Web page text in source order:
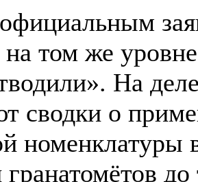
на том же
На
сводки о
номенклатуры